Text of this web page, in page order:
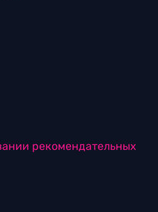
рекомендательных